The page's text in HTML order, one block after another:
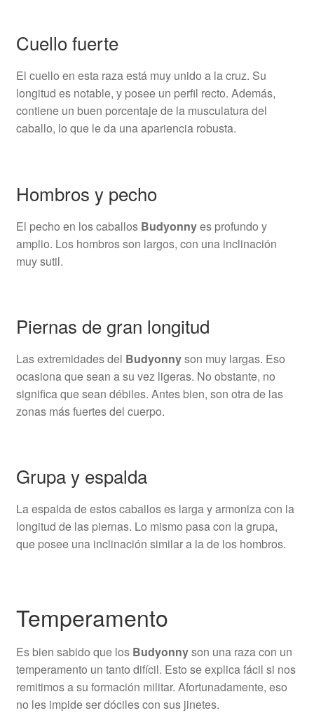
Cuello fuerte
El cuello en esta raza está muy unido a la cruz. Su
longitud es notable, y posee un perfil recto. Además,
contiene un buen porcentaje de la musculatura del
caballo, lo que le da una apariencia robusta.
Hombros y pecho
El pecho en los caballos Budyonnyes profundo y
amplio. Los hombros son largos, con una inclinación
muy sutil.
Piernas de gran longitud
Las extremidades del Budyonnyson muy largas. Eso
ocasiona que sean a su vez ligeras. No obstante, no
significa que sean débiles. Antes bien, son otra de las
zonas más fuertes del cuerpo.
Grupa y espalda
La espalda de estos caballos es larga y armoniza con la
longitud de las piernas. Lo mismo pasa con la grupa,
que posee una inclinación similar a la de los hombros.
Temperamento
Es bien sabido que los Budyonnyson una raza con un
temperamento un tanto difícil. Esto se explica fácil si nos
remitimos a su formación militar. Afortunadamente, eso
no les impide ser dóciles con sus jinetes.